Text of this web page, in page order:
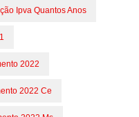
Ipva Quantos Anos
2022
2022 Ce